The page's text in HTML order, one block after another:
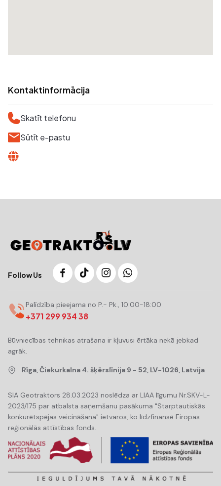
Kontaktinformācija
Skatīt telefonu
Sūtīt e-pastu
Follow Us
Palīdzība pieejama no P.- Pk., 10:00-18:00
+371 299 934 38
Būvniecības tehnikas atrašana ir kļuvusi ērtāka nekā jebkad
agrāk.
Rīga, Čiekurkalna 4. šķērslīnija 9 - 52, LV-1026, Latvija
SIA Geotraktors 28.03.2023 noslēdza ar LIAA līgumu Nr.SKV-L-
2023/175 par atbalsta saņemšanu pasākuma "Starptautiskās
konkurētspējas veicināšana" ietvaros, ko līdzfinansē Eiropas
reģionālās attīstības fonds.